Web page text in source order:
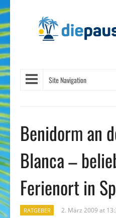
Site Navigation
Benidorm an
Blanca –
Ferienort in
RATGEBER 2. März 2009 at